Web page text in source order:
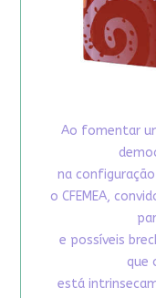
Ao fomentar
na
o CFEMEA,
e possíveis
que
está